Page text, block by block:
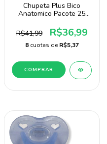
Chupeta Plus Bico
Anatomico Pacote 25
R$41,99
R$36,99
8 cuotas deR$5,37
COMPRAR